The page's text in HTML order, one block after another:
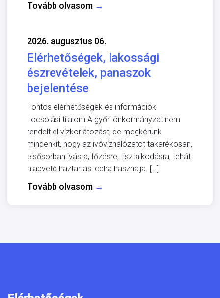
Tovább olvasom →
2026. augusztus 06.
Elérhetőségek, lakossági
észrevételek, panaszok
bejelentése
Fontos elérhetőségek és információk
Locsolási tilalom A győri önkormányzat nem
rendelt el vízkorlátozást, de megkérünk
mindenkit, hogy az ivóvízhálózatot takarékosan,
elsősorban ivásra, főzésre, tisztálkodásra, tehát
alapvető háztartási célra használja. […]
Tovább olvasom →